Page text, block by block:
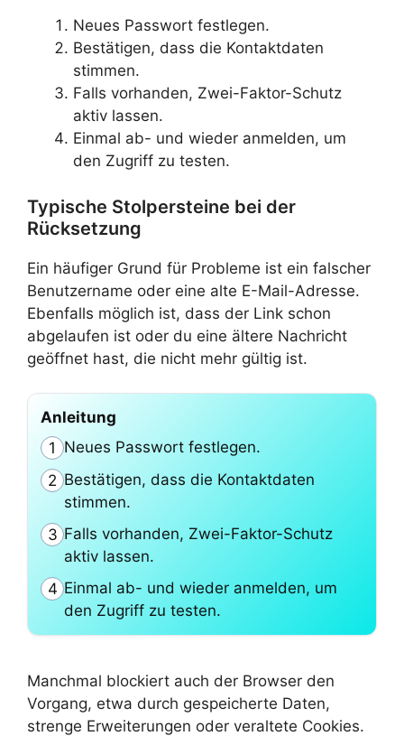
Neues Passwort festlegen.
Bestätigen, dass die Kontaktdaten
stimmen.
Falls vorhanden, Zwei-Faktor-Schutz
aktiv lassen.
Einmal ab- und wieder anmelden, um
den Zugriff zu testen.
Typische Stolpersteine bei der
Rücksetzung
Ein häufiger Grund für Probleme ist ein falscher
Benutzername oder eine alte E-Mail-Adresse.
Ebenfalls möglich ist, dass der Link schon
abgelaufen ist oder du eine ältere Nachricht
geöffnet hast, die nicht mehr gültig ist.
Anleitung
1 Neues Passwort festlegen.
2 Bestätigen, dass die Kontaktdaten
stimmen.
3 Falls vorhanden, Zwei-Faktor-Schutz
aktiv lassen.
4 Einmal ab- und wieder anmelden, um
den Zugriff zu testen.
Manchmal blockiert auch der Browser den
Vorgang, etwa durch gespeicherte Daten,
strenge Erweiterungen oder veraltete Cookies.